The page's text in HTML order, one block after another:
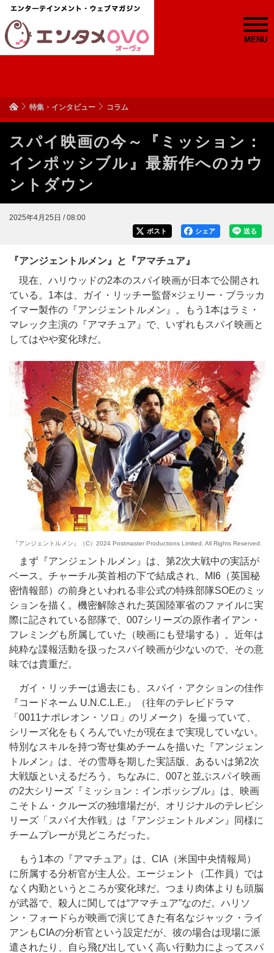
MENU
特集・インタビュー コラム
スパイ映画の今～『ミッション：
インポッシブル』最新作へのカウ
ントダウン
2025年4月25日 / 08:00
送る
シェア
ポスト
『アンジェントルメン』と『アマチュア』
現在、ハリウッドの2本のスパイ映画が日本で公開され
ている。1本は、ガイ・リッチー監督×ジェリー・ブラッカ
イマー製作の『アンジェントルメン』。もう1本はラミ・
マレック主演の『アマチュア』で、いずれもスパイ映画と
してはやや変化球だ。
『アンジェントルメン』（C）2024 Postmaster Productions Limited. All Rights Reserved.
まず『アンジェントルメン』は、第2次大戦中の実話が
ベース。チャーチル英首相の下で結成され、MI6（英国秘
密情報部）の前身といわれる非公式の特殊部隊SOEのミッ
ションを描く。機密解除された英国陸軍省のファイルに実
際に記されている部隊で、007シリーズの原作者イアン・
フレミングも所属していた（映画にも登場する）。近年は
純粋な諜報活動を扱ったスパイ映画が少ないので、その意
味では貴重だ。
ガイ・リッチーは過去にも、スパイ・アクションの佳作
『コードネーム U.N.C.L.E.』（往年のテレビドラマ
「0011ナポレオン・ソロ」のリメーク）を撮っていて、
シリーズ化をもくろんでいたが現在まで実現していない。
特別なスキルを持つ寄せ集めチームを描いた『アンジェン
トルメン』は、その雪辱を期した実話版、あるいは第2次
大戦版といえるだろう。ちなみに、007と並ぶスパイ映画
の2大シリーズ『ミッション：インポッシブル』は、映画
こそトム・クルーズの独壇場だが、オリジナルのテレビシ
リーズ「スパイ大作戦」は『アンジェントルメン』同様に
チームプレーが見どころだった。
もう1本の『アマチュア』は、CIA（米国中央情報局）
に所属する分析官が主人公。エージェント（工作員）では
なく内勤というところが変化球だ。つまり肉体よりも頭脳
が武器で、殺人に関しては“アマチュア”なのだ。ハリソ
ン・フォードらが映画で演じてきた有名なジャック・ライ
アンもCIAの分析官という設定だが、彼の場合は現場に派
遣されたり、自ら飛び出していく高い行動力によってスパ